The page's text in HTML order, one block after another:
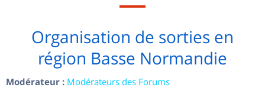
Organisation de sorties en
région Basse Normandie
Modérateur : Modérateurs des Forums